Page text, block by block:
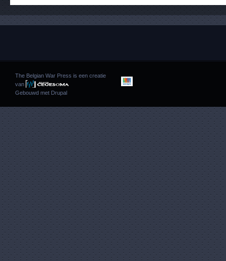
The Belgian War Press is een creatie
van
Gebouwd met Drupal